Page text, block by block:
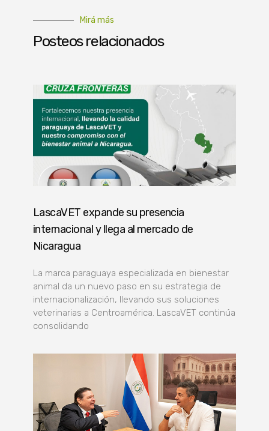
Mirá más
Posteos relacionados
LascaVET expande su presencia
internacional y llega al mercado de
Nicaragua
La marca paraguaya especializada en bienestar
animal da un nuevo paso en su estrategia de
internacionalización, llevando sus soluciones
veterinarias a Centroamérica. LascaVET continúa
consolidando